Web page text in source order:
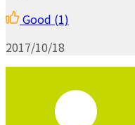
Good (1)
2017/10/18